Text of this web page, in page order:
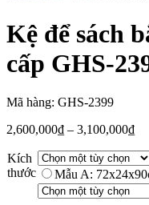
Kệ để sách
cấp GHS-
Mã hàng: GHS-2399
2,600,000₫ – 3,100,000₫
Kích
thước
Mẫu A: